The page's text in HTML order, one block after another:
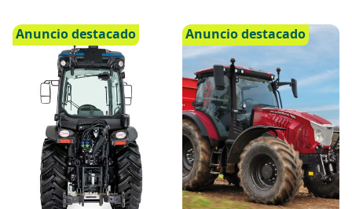
Anuncio destacado Anuncio destacado